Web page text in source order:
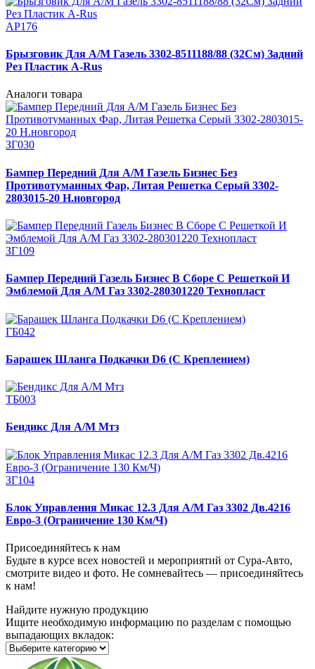
АР176
Брызговик Для А/М Газель 3302-8511188/88 (32См) Задний
Рез Пластик A-Rus
Аналоги товара
ЗГ030
Бампер Передний Для А/М Газель Бизнес Без
Противотуманных Фар, Литая Решетка Серый 3302-
2803015-20 Н.новгород
ЗГ109
Бампер Передний Газель Бизнес В Сборе С Решеткой И
Эмблемой Для А/М Газ 3302-280301220 Технопласт
ГБ042
Барашек Шланга Подкачки D6 (С Креплением)
ТБ003
Бендикс Для А/М Мтз
ЗГ104
Блок Управления Микас 12.3 Для А/М Газ 3302 Дв.4216
Евро-3 (Ограничение 130 Км/Ч)
Присоединяйтесь к нам
Будьте в курсе всех новостей и мероприятий от Сура-Авто,
смотрите видео и фото. Не сомневайтесь — присоединяйтесь
к нам!
Найдите нужную продукцию
Ищите необходимую информацию по разделам с помощью
выпадающих вкладок: